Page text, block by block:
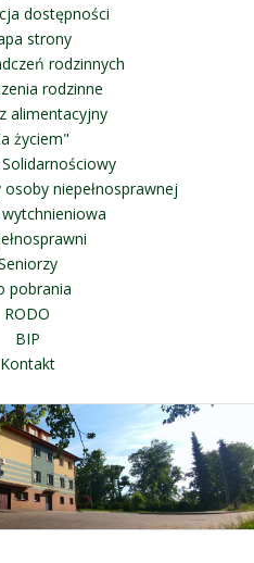
dostępności
strony
rodzinnych
rodzinne
alimentacyjny
życiem"
niepełnosprawnej
pobrania
RODO
BIP
Kontakt